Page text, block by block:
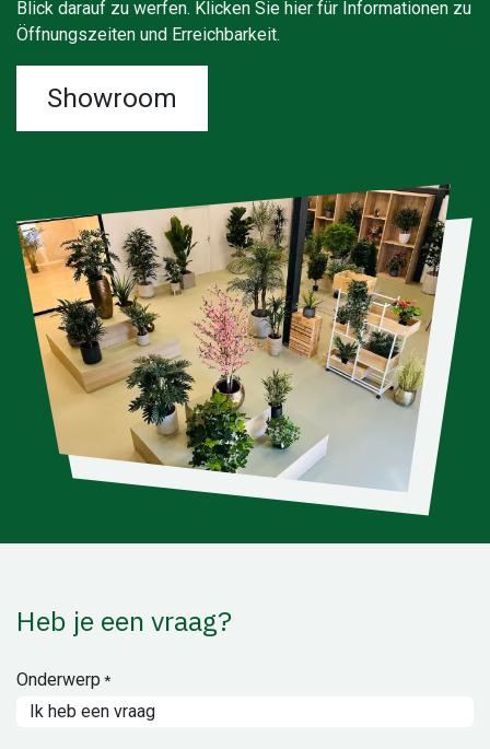
Blick darauf zu werfen. Klicken Sie hier für Informationen zu
Öffnungszeiten und Erreichbarkeit.
Showroom
Heb je een vraag?
Onderwerp *